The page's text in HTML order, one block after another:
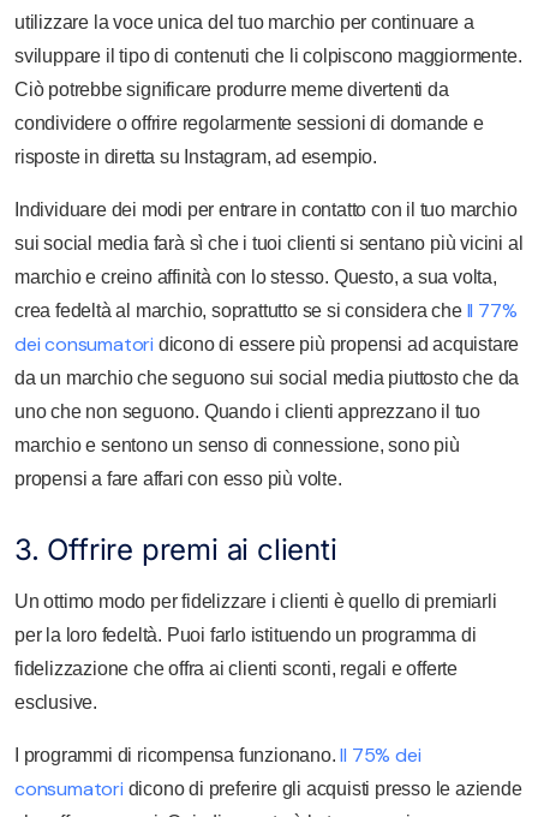
utilizzare la voce unica del tuo marchio per continuare a
sviluppare il tipo di contenuti che li colpiscono maggiormente.
Ciò potrebbe significare produrre meme divertenti da
condividere o offrire regolarmente sessioni di domande e
risposte in diretta su Instagram, ad esempio.
Individuare dei modi per entrare in contatto con il tuo marchio
sui social media farà sì che i tuoi clienti si sentano più vicini al
marchio e creino affinità con lo stesso. Questo, a sua volta,
crea fedeltà al marchio, soprattutto se si considera che Il 77%
dei consumatori dicono di essere più propensi ad acquistare
da un marchio che seguono sui social media piuttosto che da
uno che non seguono. Quando i clienti apprezzano il tuo
marchio e sentono un senso di connessione, sono più
propensi a fare affari con esso più volte.
3. Offrire premi ai clienti
Un ottimo modo per fidelizzare i clienti è quello di premiarli
per la loro fedeltà. Puoi farlo istituendo un programma di
fidelizzazione che offra ai clienti sconti, regali e offerte
esclusive.
I programmi di ricompensa funzionano. Il 75% dei
consumatori dicono di preferire gli acquisti presso le aziende